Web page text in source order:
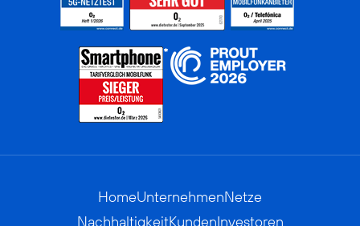
HomeUnternehmenNetze
NachhaltigkeitKundenInvestoren